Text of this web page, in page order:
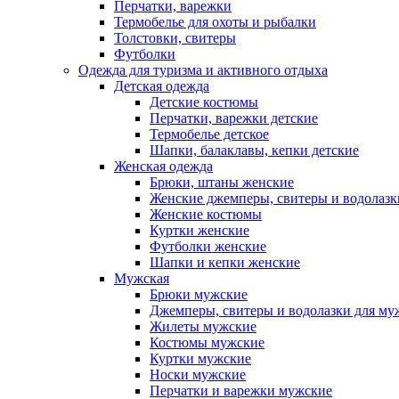
Перчатки, варежки
Термобелье для охоты и рыбалки
Толстовки, свитеры
Футболки
Одежда для туризма и активного отдыха
Детская одежда
Детские костюмы
Перчатки, варежки детские
Термобелье детское
Шапки, балаклавы, кепки детские
Женская одежда
Брюки, штаны женские
Женские джемперы, свитеры и
Женские костюмы
Куртки женские
Футболки женские
Шапки и кепки женские
Мужская
Брюки мужские
Джемперы, свитеры и водолазки для
Жилеты мужские
Костюмы мужские
Куртки мужские
Носки мужские
Перчатки и варежки мужские